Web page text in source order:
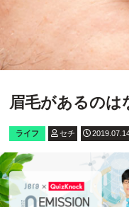
眉毛があるのは
ライフ セチ